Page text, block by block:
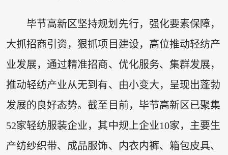
毕节高新区坚持规划先行，强化要素保障，
大抓招商引资，狠抓项目建设，高位推动轻纺产
业发展，通过精准招商、优化服务、集群发展，
推动轻纺产业从无到有、由小变大，呈现出蓬勃
发展的良好态势。截至目前，毕节高新区已聚集
52家轻纺服装企业，其中规上企业10家，主要生
产纺纱织带、成品服饰、内衣内裤、箱包皮具、